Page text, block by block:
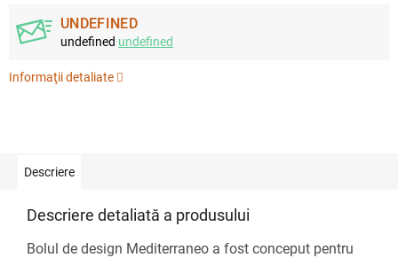
UNDEFINED
undefined undefined
Informaţii detaliate
Descriere
Descriere detaliată a produsului
Bolul de design Mediterraneo a fost conceput pentru